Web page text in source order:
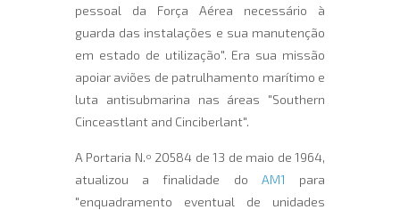
pessoal da Força Aérea necessário à
guarda das instalações e sua manutenção
em estado de utilização". Era sua missão
apoiar aviões de patrulhamento marítimo e
luta antisubmarina nas áreas "Southern
Cinceastlant and Cinciberlant".
A Portaria N.º 20584 de 13 de maio de 1964,
atualizou a finalidade do AM1
para
"enquadramento eventual de unidades